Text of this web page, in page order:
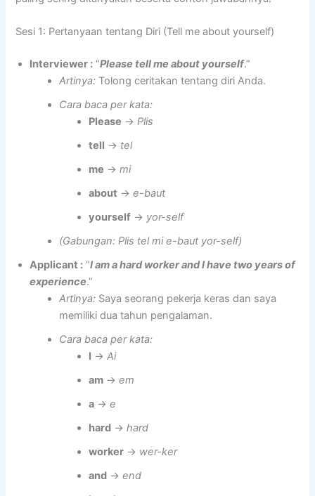
Sesi 1: Pertanyaan tentang Diri (Tell me about yourself)
Interviewer : “Please tell me about yourself.”
Artinya: Tolong ceritakan tentang diri Anda.
Cara baca per kata:
Please →Plis
tell → tel
me →mi
about →e-baut
yourself → yor-self
(Gabungan: Plis tel mi e-baut yor-self)
Applicant : “I am a hard worker and I have two years of
experience.”
Artinya: Saya seorang pekerja keras dan saya
memiliki dua tahun pengalaman.
Cara baca per kata:
I →Ai
am →em
a →e
hard →hard
worker → wer-ker
and →end